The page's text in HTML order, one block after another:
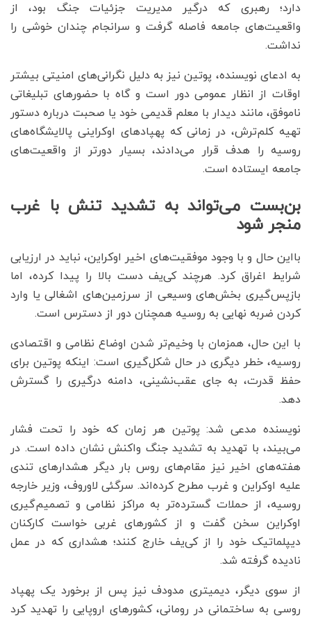
دارد؛ رهبری که درگیر مدیریت جزئیات جنگ بود، از
واقعیت‌های جامعه فاصله گرفت و سرانجام چندان خوشی را
نداشت.
به ادعای نویسنده، پوتین نیز به دلیل نگرانی‌های امنیتی بیشتر
اوقات از انظار عمومی دور است و گاه با حضورهای تبلیغاتی
ناموفق، مانند دیدار با معلم قدیمی‌ خود یا صحبت درباره دستور
تهیه کلم‌ترش، در زمانی که پهپادهای اوکراینی پالایشگاه‌های
روسیه را هدف قرار می‌دادند، بسیار دورتر از واقعیت‌های
جامعه ایستاده است.
بن‌بست می‌تواند به تشدید تنش با غرب
منجر شود
با‌این حال و با وجود موفقیت‌های اخیر اوکراین، نباید در ارزیابی
شرایط اغراق کرد. هرچند کی‌یف دست بالا را پیدا کرده، اما
بازپس‌گیری بخش‌های وسیعی از سرزمین‌های اشغالی یا وارد
کردن ضربه نهایی به روسیه همچنان دور از دسترس است.
با این حال، همزمان با وخیم‌تر شدن اوضاع نظامی و اقتصادی
روسیه، خطر دیگری در حال شکل‌گیری است: اینکه پوتین برای
حفظ قدرت، به جای عقب‌نشینی، دامنه درگیری را گسترش
دهد.
نویسنده مدعی شد: پوتین هر زمان که خود را تحت فشار
می‌بیند، با تهدید به تشدید جنگ واکنش نشان داده است. در
هفته‌های اخیر نیز مقام‌های روس بار دیگر هشدارهای تندی
علیه اوکراین و غرب مطرح کرده‌اند. سرگئی لاوروف، وزیر خارجه
روسیه، از حملات گسترده‌تر به مراکز نظامی و تصمیم‌گیری
اوکراین سخن گفت و از کشورهای غربی خواست کارکنان
دیپلماتیک خود را از کی‌یف خارج کنند؛ هشداری که در عمل
نادیده گرفته شد.
از سوی دیگر، دیمیتری مدودف نیز پس از برخورد یک پهپاد
روسی به ساختمانی در رومانی، کشورهای اروپایی را تهدید کرد